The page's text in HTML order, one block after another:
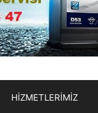
HİZMETLERİMİZ